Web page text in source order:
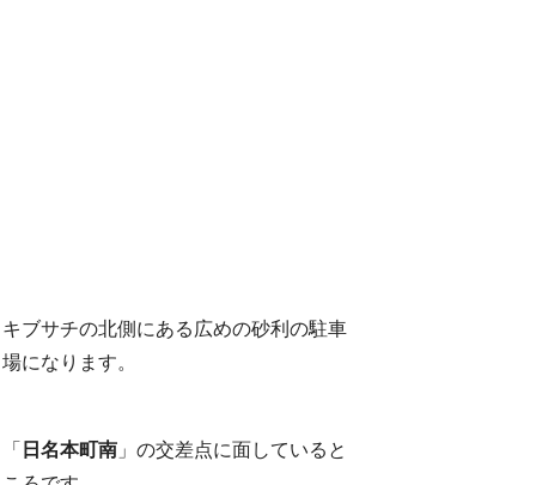
キブサチの北側にある広めの砂利の駐車
場になります。
「 日名本町南 」の交差点に面していると